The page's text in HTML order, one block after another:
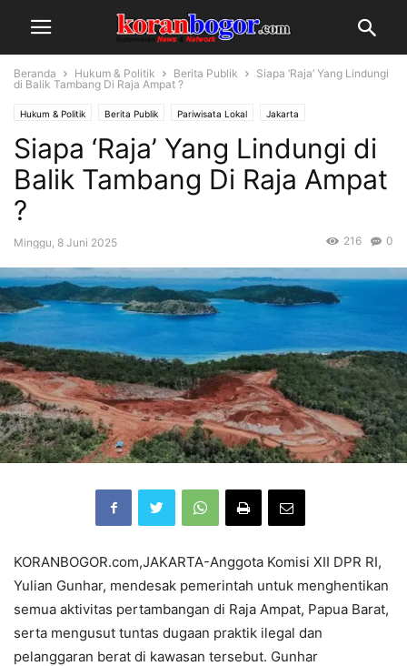
Beranda Hukum & Politik Berita Publik
Siapa ‘Raja’ Yang Lindungi
di Balik Tambang Di Raja Ampat ?
Hukum & Politik Berita Publik Pariwisata Lokal Jakarta
Siapa ‘Raja’ Yang Lindungi di
Balik Tambang Di Raja Ampat
?
Minggu, 8 Juni 2025 0
216
KORANBOGOR.com,JAKARTA-Anggota Komisi XII DPR RI,
Yulian Gunhar, mendesak pemerintah untuk menghentikan
semua aktivitas pertambangan di Raja Ampat, Papua Barat,
serta mengusut tuntas dugaan praktik ilegal dan
pelanggaran berat di kawasan tersebut. Gunhar